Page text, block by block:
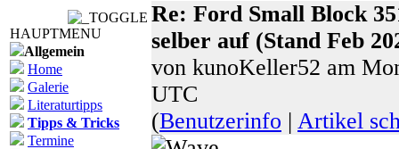
HAUPTMENU
Allgemein
Home
Galerie
Literaturtipps
Tipps & Tricks
Termine
Re: Ford Small Block
selber auf (Stand Feb
von kunoKeller52 am
UTC
(Benutzerinfo | Artikel